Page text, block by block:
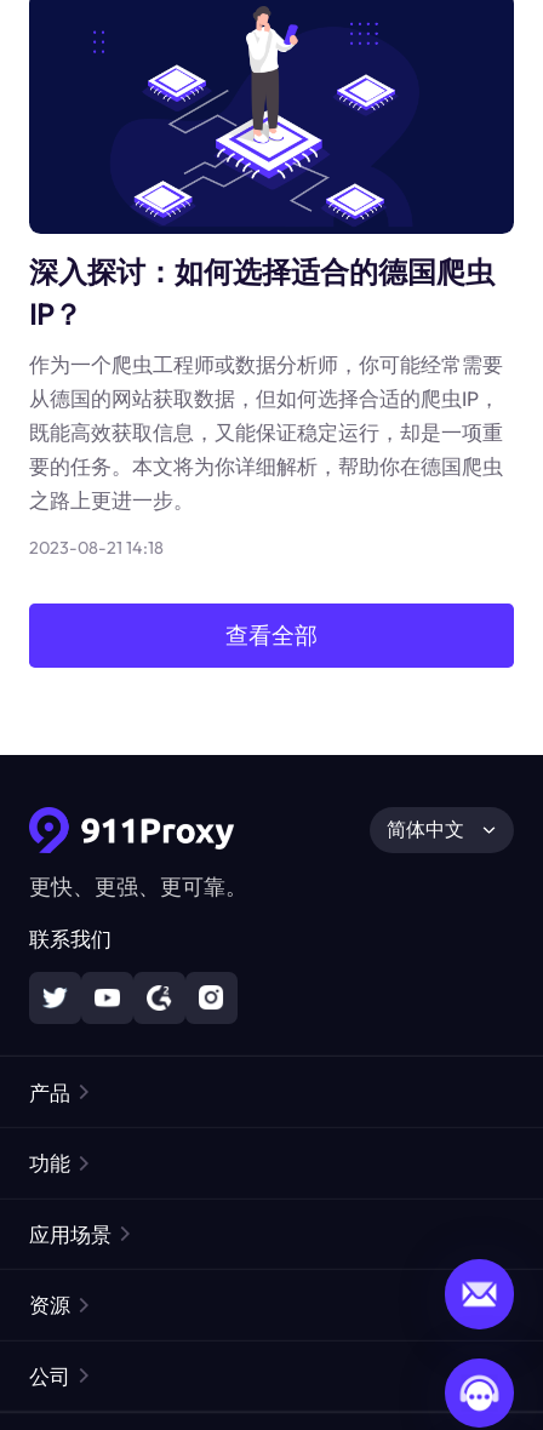
深入探讨：如何选择适合的德国爬虫
IP？
作为一个爬虫工程师或数据分析师，你可能经常需要
从德国的网站获取数据，但如何选择合适的爬虫IP，
既能高效获取信息，又能保证稳定运行，却是一项重
要的任务。本文将为你详细解析，帮助你在德国爬虫
之路上更进一步。
2023-08-21 14:18
查看全部
更快、更强、更可靠。
联系我们
简体中文
产品
静态住宅代理
网页抓取 API
功能
ISP代理
ProxySite
应用场景
市场研究
资源
公司